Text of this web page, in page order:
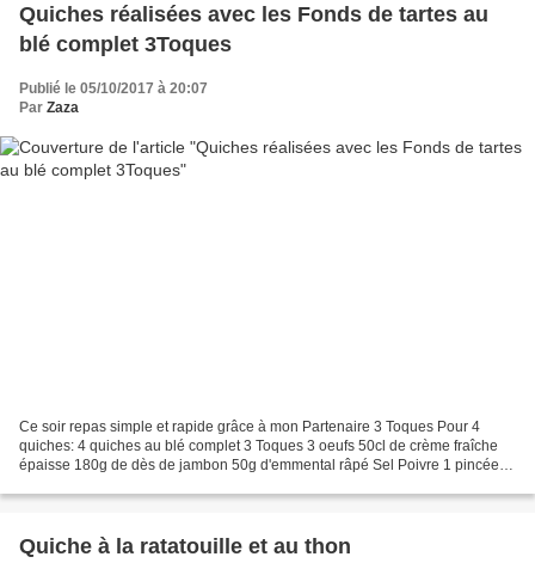
Quiches réalisées avec les Fonds de tartes au
blé complet 3Toques
Publié le 05/10/2017 à 20:07
Par Zaza
Ce soir repas simple et rapide grâce à mon Partenaire 3 Toques Pour 4
quiches: 4 quiches au blé complet 3 Toques 3 oeufs 50cl de crème fraîche
épaisse 180g de dès de jambon 50g d'emmental râpé Sel Poivre 1 pincée
Quiche à la ratatouille et au thon